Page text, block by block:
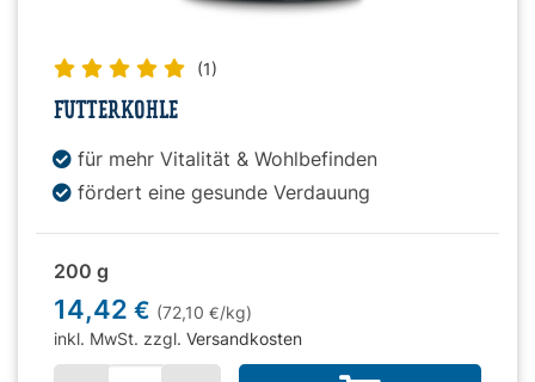
(1)
FUTTERKOHLE
für mehr Vitalität & Wohlbefinden
fördert eine gesunde Verdauung
200 g
14,42 € (72,10 €/kg)
inkl. MwSt. zzgl. Versandkosten